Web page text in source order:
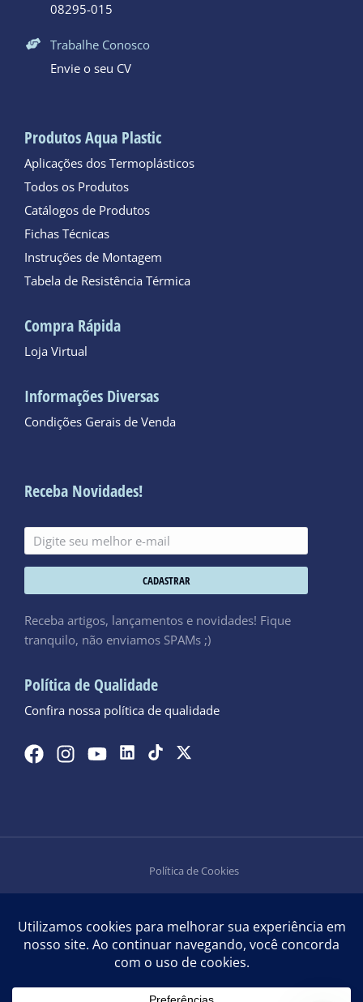
08295-015
Trabalhe Conosco
Envie o seu CV
Produtos Aqua Plastic
Aplicações dos Termoplásticos
Todos os Produtos
Catálogos de Produtos
Fichas Técnicas
Instruções de Montagem
Tabela de Resistência Térmica
Compra Rápida
Loja Virtual
Informações Diversas
Condições Gerais de Venda
Receba Novidades!
CADASTRAR
Receba artigos, lançamentos e novidades! Fique
tranquilo, não enviamos SPAMs ;)
Política de Qualidade
Confira nossa política de qualidade
Política de Cookies